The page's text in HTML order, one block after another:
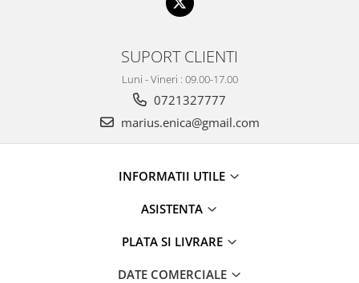
SUPORT CLIENTI
Luni - Vineri : 09.00-17.00
0721327777
marius.enica@gmail.com
INFORMATII UTILE
ASISTENTA
PLATA SI LIVRARE
DATE COMERCIALE